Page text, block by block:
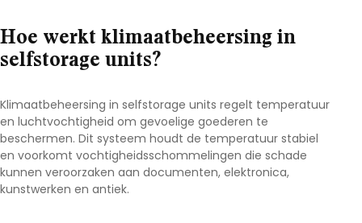
Hoe werkt klimaatbeheersing in
selfstorage units?
Klimaatbeheersing in selfstorage units regelt temperatuur
en luchtvochtigheid om gevoelige goederen te
beschermen. Dit systeem houdt de temperatuur stabiel
en voorkomt vochtigheidsschommelingen die schade
kunnen veroorzaken aan documenten, elektronica,
kunstwerken en antiek.